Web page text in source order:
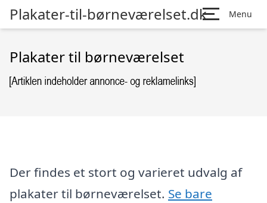
Plakater-til-børneværelset.dk Menu
Plakater til børneværelset
Der findes et stort og varieret udvalg af
plakater til børneværelset. Se bare